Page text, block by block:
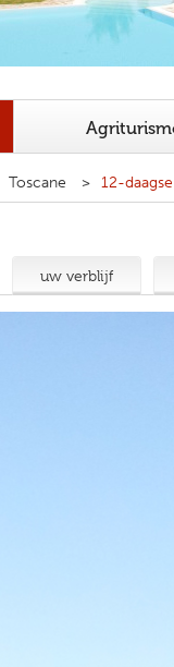
Toscane 12-
uw verblijf